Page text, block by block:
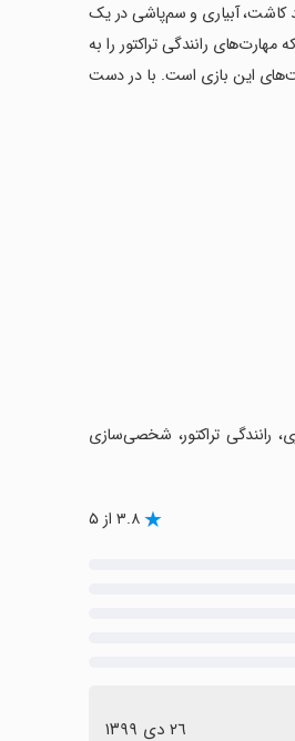
کاشت، آبیاری و سم‌پاشی در یک
رانندگی تراکتور را به
این بازی است. با در دست
رانندگی تراکتور، شخصی‌سازی
۳.۸ از ۵
٢٦ دی ١٣٩٩